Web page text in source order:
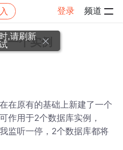
登录 频道
帖子详情
一个实例
在原有的基础上新建了一个
作用于2个数据库实例，
监听一停，2个数据库都将
,请刷新